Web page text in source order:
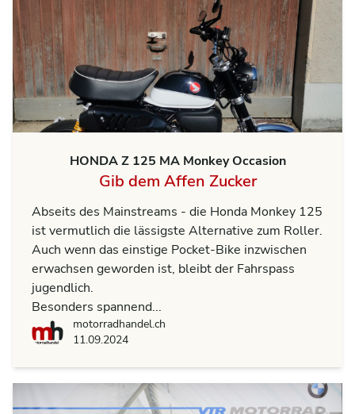
HONDA Z 125 MA Monkey Occasion
Gib dem Affen Zucker
Abseits des Mainstreams - die Honda Monkey 125
ist vermutlich die lässigste Alternative zum Roller.
Auch wenn das einstige Pocket-Bike inzwischen
erwachsen geworden ist, bleibt der Fahrspass
jugendlich.
Besonders spannend...
motorradhandel.ch
motorradhandel.ch
11.09.2024